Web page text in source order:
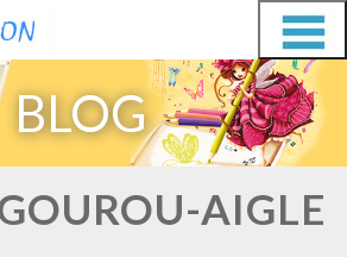
BLOG
AIGLE